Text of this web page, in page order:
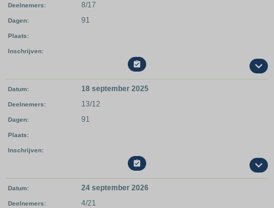
Deelnemers 8/17
Dagen 91
Plaats
Inschrijven

Datum 18 september 2025
Deelnemers 13/12
Dagen 91
Plaats
Inschrijven

Datum 24 september 2026
Deelnemers 4/21